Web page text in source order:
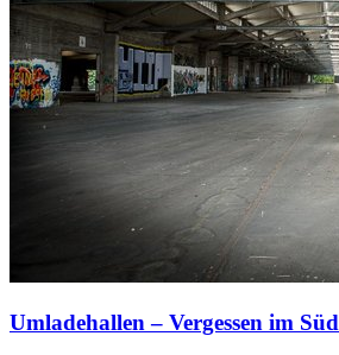
Umladehallen – Vergessen im